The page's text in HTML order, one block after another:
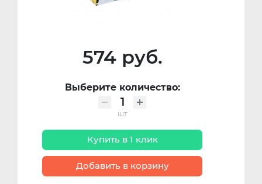
574 руб.
Выберите количество:
шт
Купить в 1 клик
Добавить в корзину